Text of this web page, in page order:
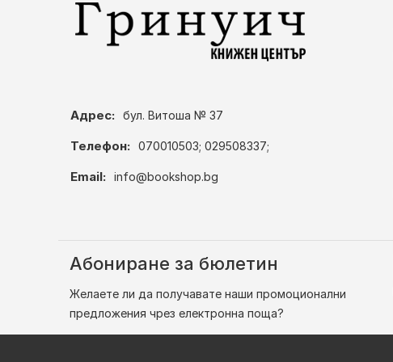
Адрес: бул. Витоша № 37
Телефон: 070010503; 029508337;
Email: info@bookshop.bg
Абониране за бюлетин
Желаете ли да получавате наши промоционални
предложения чрез електронна поща?